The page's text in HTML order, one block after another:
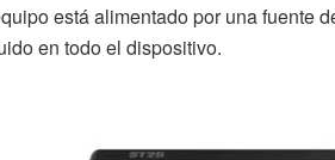
está alimentado por una fuente
en todo el dispositivo.